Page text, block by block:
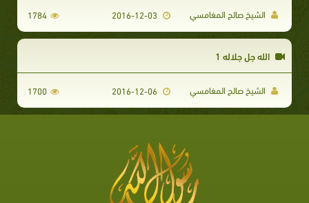
الشيخ صالح المغامسي 2016-12-03
1784
الله جل جلاله 1
الشيخ صالح المغامسي 2016-12-06
1700